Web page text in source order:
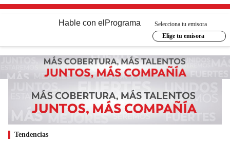
Hable con el Programa
Selecciona tu emisora
Elige tu emisora
Tendencias